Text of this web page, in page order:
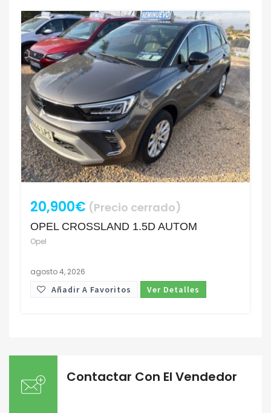
20,900€ (Precio cerrado)
OPEL CROSSLAND 1.5D AUTOM
Opel
agosto 4, 2026
Añadir A Favoritos Ver Detalles
Contactar Con El Vendedor